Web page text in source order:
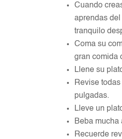
Cuando
aprendas
tranquilo
Coma su
gran comida
Llene su
Revise
pulgadas.
Lleve un
Beba mucha
Recuerde